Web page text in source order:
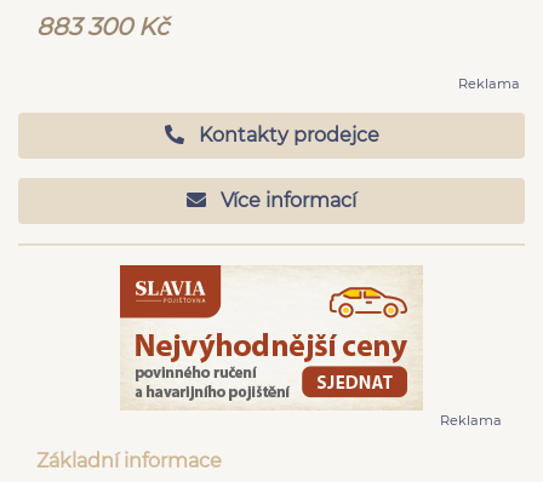
883 300 Kč
Reklama
Kontakty prodejce
Více informací
Reklama
Základní informace